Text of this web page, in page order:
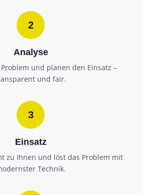
2
Analyse
und planen den Einsatz –
und fair.
3
Einsatz
zu Ihnen und löst das Problem mit
Technik.